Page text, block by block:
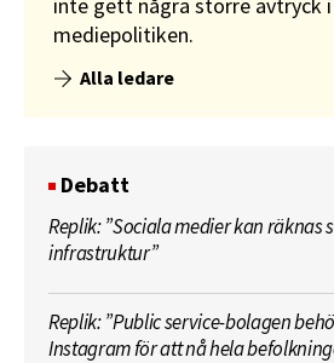
inte gett några större avtryck
mediepolitiken.
Alla ledare
Debatt
Replik: ”Sociala medier kan räknas
infrastruktur”
Replik: ”Public service-bolagen
Instagram för att nå hela